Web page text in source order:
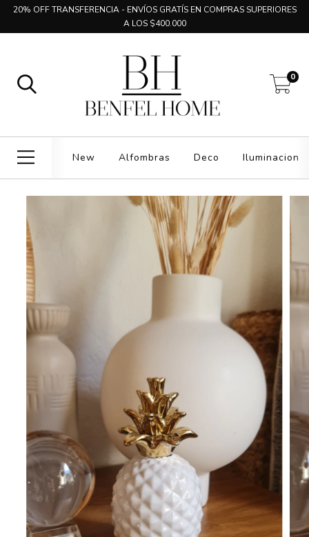
20% OFF TRANSFERENCIA - ENVÍOS GRATÍS EN COMPRAS SUPERIORES
A LOS $400.000
0
New Alfombras Deco Iluminacion